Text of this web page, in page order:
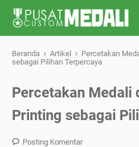
Beranda › Artikel › Percetakan
sebagai Pilihan Terpercaya
Percetakan Medali
Printing sebagai
Posting Komentar